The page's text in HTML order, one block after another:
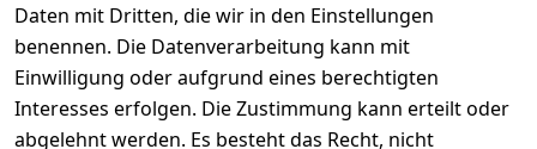
Daten mit Dritten, die wir in den Einstellungen
benennen. Die Datenverarbeitung kann mit
Einwilligung oder aufgrund eines berechtigten
Interesses erfolgen. Die Zustimmung kann erteilt oder
abgelehnt werden. Es besteht das Recht, nicht
r.